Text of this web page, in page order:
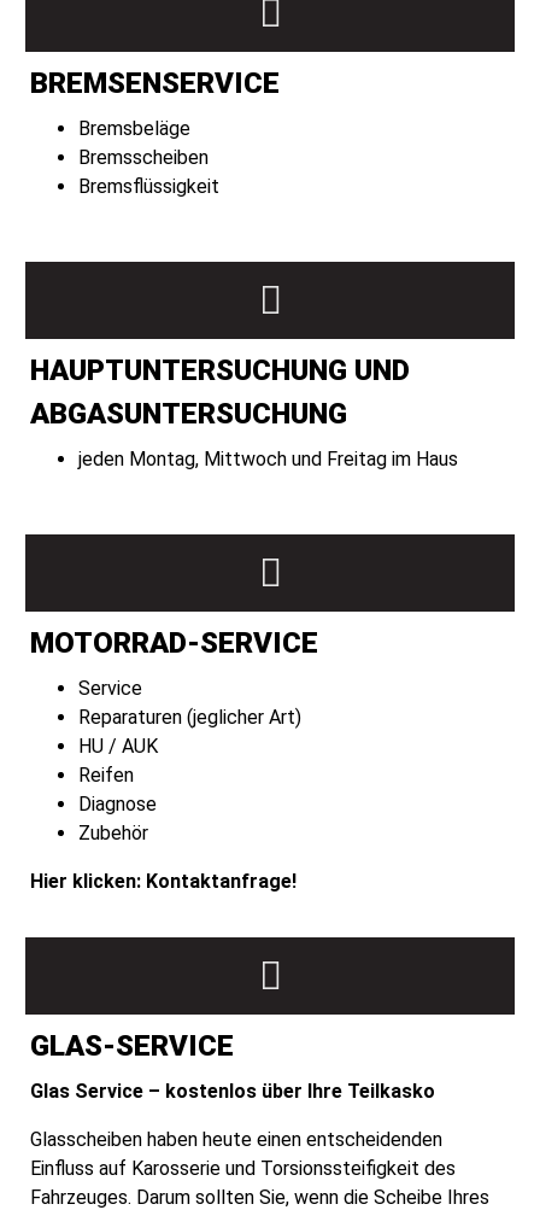
BREMSENSERVICE
Bremsbeläge
Bremsscheiben
Bremsflüssigkeit
HAUPTUNTERSUCHUNG UND
ABGASUNTERSUCHUNG
jeden Montag, Mittwoch und Freitag im Haus
MOTORRAD-SERVICE
Service
Reparaturen (jeglicher Art)
HU / AUK
Reifen
Diagnose
Zubehör
Hier klicken: Kontaktanfrage!
GLAS-SERVICE
Glas Service – kostenlos über Ihre Teilkasko
Glasscheiben haben heute einen entscheidenden
Einfluss auf Karosserie und Torsionssteifigkeit des
Fahrzeuges. Darum sollten Sie, wenn die Scheibe Ihres